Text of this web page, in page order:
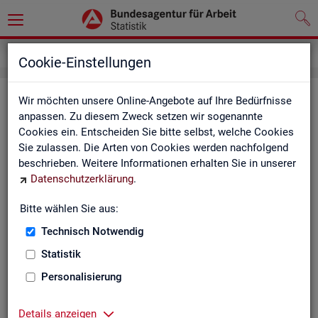
Cookie-Einstellungen
Wir möchten unsere Online-Angebote auf Ihre Bedürfnisse
anpassen. Zu diesem Zweck setzen wir sogenannte
Cookies ein. Entscheiden Sie bitte selbst, welche Cookies
Sie zulassen. Die Arten von Cookies werden nachfolgend
beschrieben. Weitere Informationen erhalten Sie in unserer
Datenschutzerklärung.
Bitte wählen Sie aus:
Technisch Notwendig
Statistik
Personalisierung
Details anzeigen
Kon­takt
Nut­zen Sie die Mög­lich­keit mit uns in Kon­takt zu tre­ten!
Sie haben Fra­gen zum An­ge­bot?
Sie be­nö­ti­gen auf Ihre Fra­ge­stel­lung zu­ge­schnit­te­ne Son­der­
Ihr Sta­tis­tik-Ser­vice hilft Ihnen wei­ter!
Zen­tra­ler Sta­tis­tik-Ser­vice